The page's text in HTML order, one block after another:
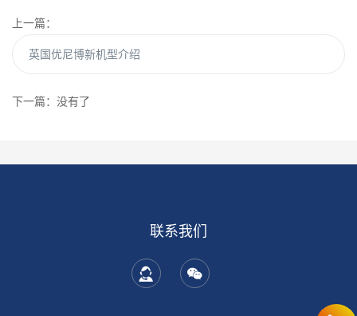
上一篇：
英国优尼博新机型介绍
下一篇：没有了
联系我们